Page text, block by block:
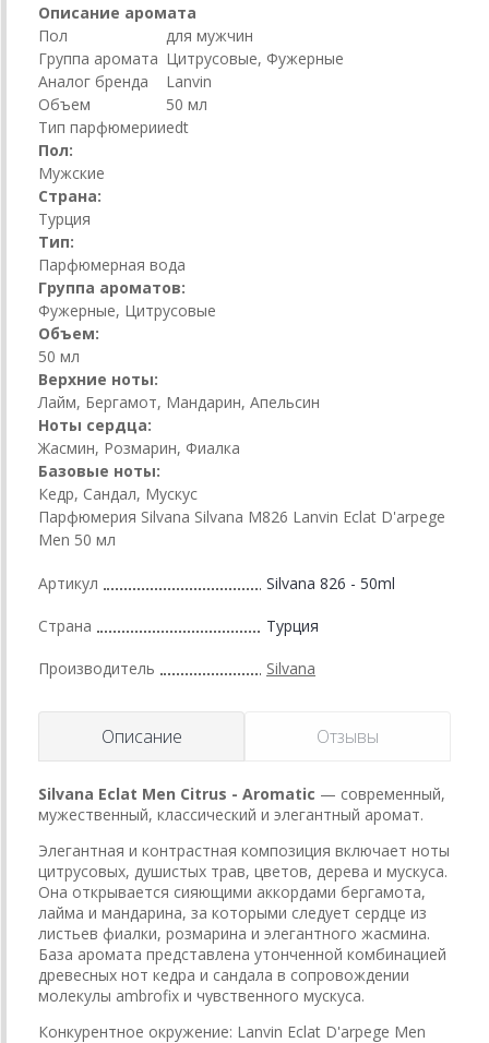
Описание аромата
Пол
для мужчин
Группа аромата Цитрусовые, Фужерные
Аналог бренда
Lanvin
Объем
50 мл
Тип парфюмерииedt
Пол:
Мужские
Страна:
Турция
Тип:
Парфюмерная вода
Группа ароматов:
Фужерные, Цитрусовые
Объем:
50 мл
Верхние ноты:
Лайм, Бергамот, Мандарин, Апельсин
Ноты сердца:
Жасмин, Розмарин, Фиалка
Базовые ноты:
Кедр, Сандал, Мускус
Парфюмерия Silvana Silvana M826 Lanvin Eclat D'arpege
Men 50 мл
Артикул Silvana 826 - 50ml
Страна Турция
Производитель Silvana
Описание Отзывы
Silvana Eclat Men Citrus - Aromatic — современный,
мужественный, классический и элегантный аромат.
Элегантная и контрастная композиция включает ноты
цитрусовых, душистых трав, цветов, дерева и мускуса.
Она открывается сияющими аккордами бергамота,
лайма и мандарина, за которыми следует сердце из
листьев фиалки, розмарина и элегантного жасмина.
База аромата представлена утонченной комбинацией
древесных нот кедра и сандала в сопровождении
молекулы ambrofix и чувственного мускуса.
Конкурентное окружение: Lanvin Eclat D'arpege Men